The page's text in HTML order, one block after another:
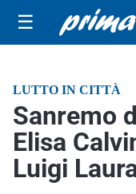
☰
LUTTO IN CITTÀ
Sanremo
Elisa
Luigi